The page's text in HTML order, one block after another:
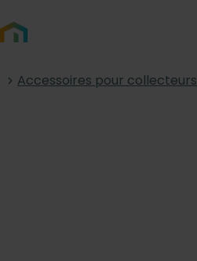
Accessoires pour collecteurs